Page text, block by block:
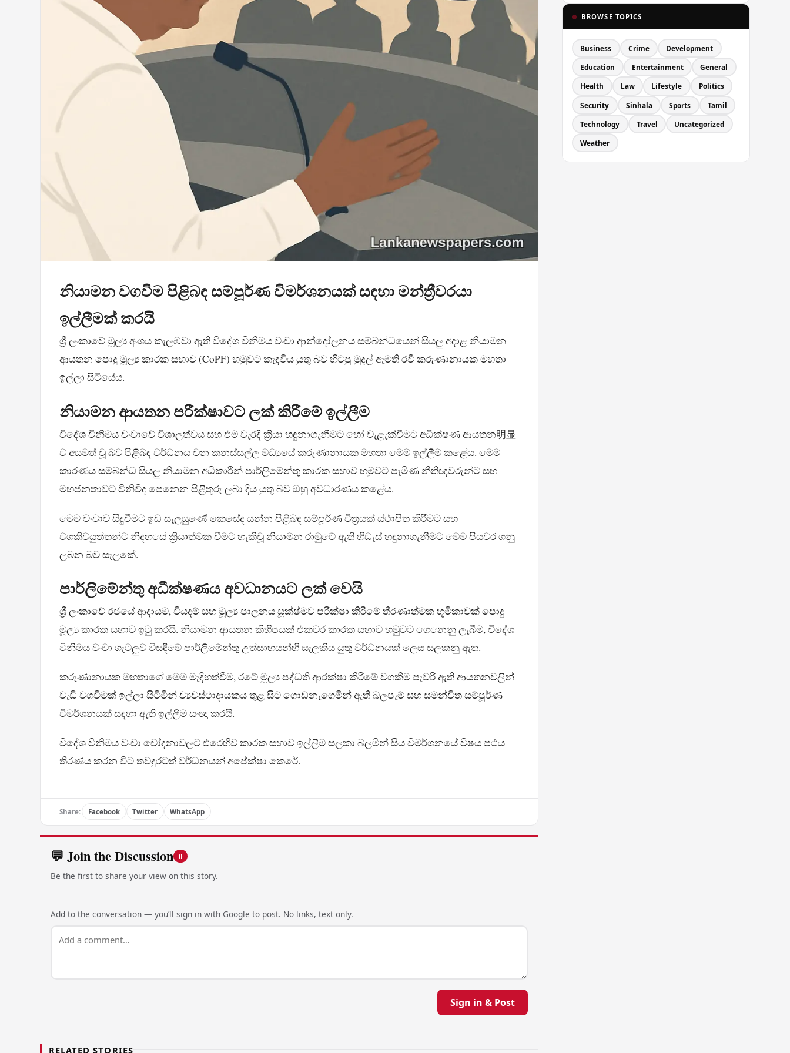
නියාමන වගවීම පිළිබඳ සම්පූර්ණ විමර්ශනයක් සඳහා මන්ත්‍රීවරයා
ඉල්ලීමක් කරයි
ශ්‍රී ලංකාවේ මූල්‍ය අංශය කැලඹවා ඇති විදේශ විනිමය වංචා ආන්දෝලනය සම්බන්ධයෙන් සියලු අදාළ නියාමන
ආයතන පොදු මූල්‍ය කාරක සභාව (CoPF) හමුවට කැඳවිය යුතු බව හිටපු මුදල් ඇමති රවී කරුණානායක මහතා
ඉල්ලා සිටියේය.
නියාමන ආයතන පරීක්ෂාවට ලක් කිරීමේ ඉල්ලීම
විදේශ විනිමය වංචාවේ විශාලත්වය සහ එම වැරදි ක්‍රියා හඳුනාගැනීමට හෝ වැළැක්වීමට අධීක්ෂණ ආයතන明显
ව අසමත් වූ බව පිළිබඳ වර්ධනය වන කනස්සල්ල මධ්‍යයේ කරුණානායක මහතා මෙම ඉල්ලීම කළේය. මෙම
කාරණය සම්බන්ධ සියලු නියාමන අධිකාරීන් පාර්ලිමේන්තු කාරක සභාව හමුවට පැමිණ නීතිඥවරුන්ට සහ
මහජනතාවට විනිවිද පෙනෙන පිළිතුරු ලබා දිය යුතු බව ඔහු අවධාරණය කළේය.
මෙම වංචාව සිදුවීමට ඉඩ සැලසුණේ කෙසේද යන්න පිළිබඳ සම්පූර්ණ චිත්‍රයක් ස්ථාපිත කිරීමට සහ
වගකිවයුත්තන්ට නිදහසේ ක්‍රියාත්මක වීමට හැකිවූ නියාමන රාමුවේ ඇති හිඩැස් හඳුනාගැනීමට මෙම පියවර ගනු
ලබන බව සැලකේ.
පාර්ලිමේන්තු අධීක්ෂණය අවධානයට ලක් වෙයි
ශ්‍රී ලංකාවේ රජයේ ආදායම, වියදම් සහ මූල්‍ය පාලනය සූක්ෂ්මව පරීක්ෂා කිරීමේ තීරණාත්මක භූමිකාවක් පොදු
මූල්‍ය කාරක සභාව ඉටු කරයි. නියාමන ආයතන කිහිපයක් එකවර කාරක සභාව හමුවට ගෙනෙනු ලැබීම, විදේශ
විනිමය වංචා ගැටලුව විසඳීමේ පාර්ලිමේන්තු උත්සාහයන්හි සැලකිය යුතු වර්ධනයක් ලෙස සලකනු ඇත.
කරුණානායක මහතාගේ මෙම මැදිහත්වීම, රටේ මූල්‍ය පද්ධති ආරක්ෂා කිරීමේ වගකීම පැවරී ඇති ආයතනවලින්
වැඩි වගවීමක් ඉල්ලා සිටිමින් ව්‍යවස්ථාදායකය තුළ සිට ගොඩනැගෙමින් ඇති බලපෑම් සහ සමන්විත සම්පූර්ණ
විමර්ශනයක් සඳහා ඇති ඉල්ලීම සංඥා කරයි.
විදේශ විනිමය වංචා චෝදනාවලට එරෙහිව කාරක සභාව ඉල්ලීම සලකා බලමින් සිය විමර්ශනයේ විෂය පථය
තීරණය කරන විට තවදුරටත් වර්ධනයන් අපේක්ෂා කෙරේ.
Share: Facebook Twitter WhatsApp
💬 Join the Discussion 0
Be the first to share your view on this story.
Add to the conversation — you’ll sign in with Google to post. No links, text only.
Sign in & Post
RELATED STORIES
BROWSE TOPICS
Business Crime Development
Education Entertainment General
Health Law Lifestyle Politics
Security Sinhala Sports Tamil
Technology Travel Uncategorized
Weather